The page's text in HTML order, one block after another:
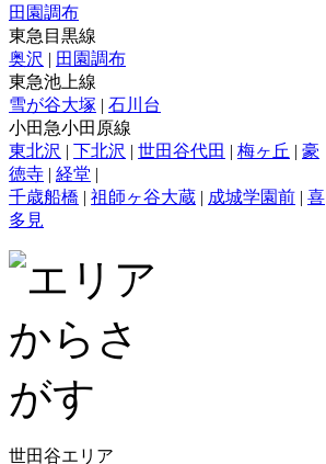
田園調布
東急目黒線
奥沢 | 田園調布
東急池上線
雪が谷大塚 | 石川台
小田急小田原線
東北沢 | 下北沢 | 世田谷代田 | 梅ヶ丘 | 豪
徳寺 | 経堂 |
千歳船橋 | 祖師ヶ谷大蔵 | 成城学園前 | 喜
多見
世田谷エリア